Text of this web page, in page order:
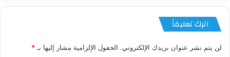
اترك تعليقاً
لن يتم نشر عنوان بريدك الإلكتروني. الحقول الإلزامية مشار إليها بـ *